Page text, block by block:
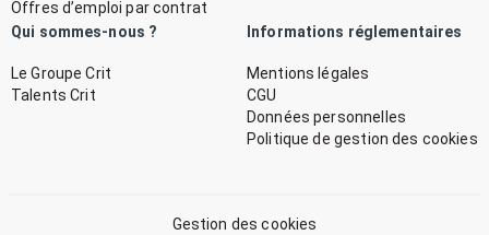
Offres d’emploi par contrat
Qui sommes-nous ?
Le Groupe Crit
Talents Crit
Informations réglementaires
Mentions légales
CGU
Données personnelles
Politique de gestion des cookies
Gestion des cookies